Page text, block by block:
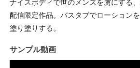
ナイスボディで世のメンズを虜にする
配信限定作品。バスタブでローション
塗り塗りする。
サンプル動画